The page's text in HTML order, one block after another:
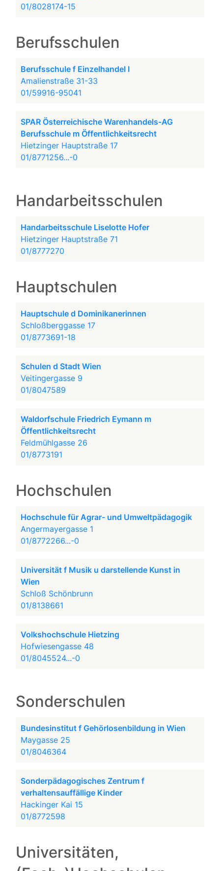
01/8028174-15
Berufsschulen
Berufsschule f Einzelhandel I
Amalienstraße 31-33
01/59916-95041
SPAR Österreichische Warenhandels-AG
Berufsschule m Öffentlichkeitsrecht
Hietzinger Hauptstraße 17
01/8771256...-0
Handarbeitsschulen
Handarbeitsschule Liselotte Hofer
Hietzinger Hauptstraße 71
01/8777270
Hauptschulen
Hauptschule d Dominikanerinnen
Schloßberggasse 17
01/8773691-18
Schulen d Stadt Wien
Veitingergasse 9
01/8047589
Waldorfschule Friedrich Eymann m
Öffentlichkeitsrecht
Feldmühlgasse 26
01/8773191
Hochschulen
Hochschule für Agrar- und Umweltpädagogik
Angermayergasse 1
01/8772266...-0
Universität f Musik u darstellende Kunst in
Wien
Schloß Schönbrunn
01/8138661
Volkshochschule Hietzing
Hofwiesengasse 48
01/8045524...-0
Sonderschulen
Bundesinstitut f Gehörlosenbildung in Wien
Maygasse 25
01/8046364
Sonderpädagogisches Zentrum f
verhaltensauffällige Kinder
Hackinger Kai 15
01/8772598
Universitäten,